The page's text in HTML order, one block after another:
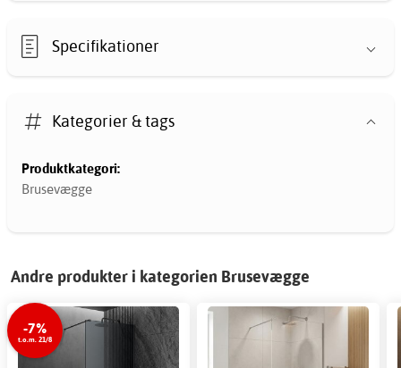
Specifikationer
Kategorier & tags
Produktkategori:
Brusevægge
Andre produkter i kategorien Brusevægge
-7%
t.o.m. 21/8